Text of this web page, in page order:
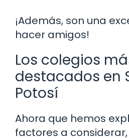
¡Además, son una
hacer amigos!
Los colegios
destacados en
Potosí
Ahora que hemos
factores a